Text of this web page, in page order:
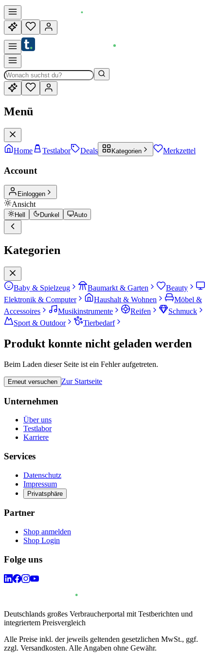
Menü
Home Testlabor Deals Kategorien Merkzettel
Account
Einloggen
Ansicht
Hell Dunkel Auto
Kategorien
Baby & Spielzeug Baumarkt & Garten
Beauty
Elektronik & Computer
Haushalt & Wohnen
Möbel &
Accessoires
Musikinstrumente Reifen
Schmuck
Sport & Outdoor
Tierbedarf
Produkt konnte nicht geladen werden
Beim Laden dieser Seite ist ein Fehler aufgetreten.
Erneut versuchen Zur Startseite
Unternehmen
Über uns
Testlabor
Karriere
Services
Datenschutz
Impressum
Privatsphäre
Partner
Shop anmelden
Shop Login
Folge uns
Deutschlands großes Verbraucherportal mit Testberichten und
integriertem Preisvergleich
Alle Preise inkl. der jeweils geltenden gesetzlichen MwSt., ggf.
zzgl. Versandkosten. Alle Angaben ohne Gewähr.